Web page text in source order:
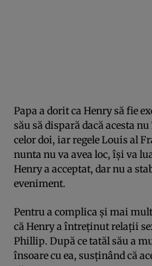
Papa a dorit ca Henry să fie
său să dispară dacă acesta
celor doi, iar regele Louis al
nunta nu va avea loc, îşi va
Henry a acceptat, dar nu a
eveniment.
Pentru a complica şi mai
că Henry a întreţinut relaţii
Phillip. După ce tatăl său a
însoare cu ea, susţinând că